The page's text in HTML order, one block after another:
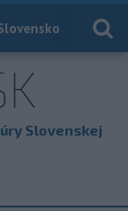
Slovenskej